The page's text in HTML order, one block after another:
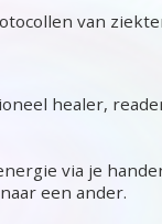
van
healer,
via je
een ander.